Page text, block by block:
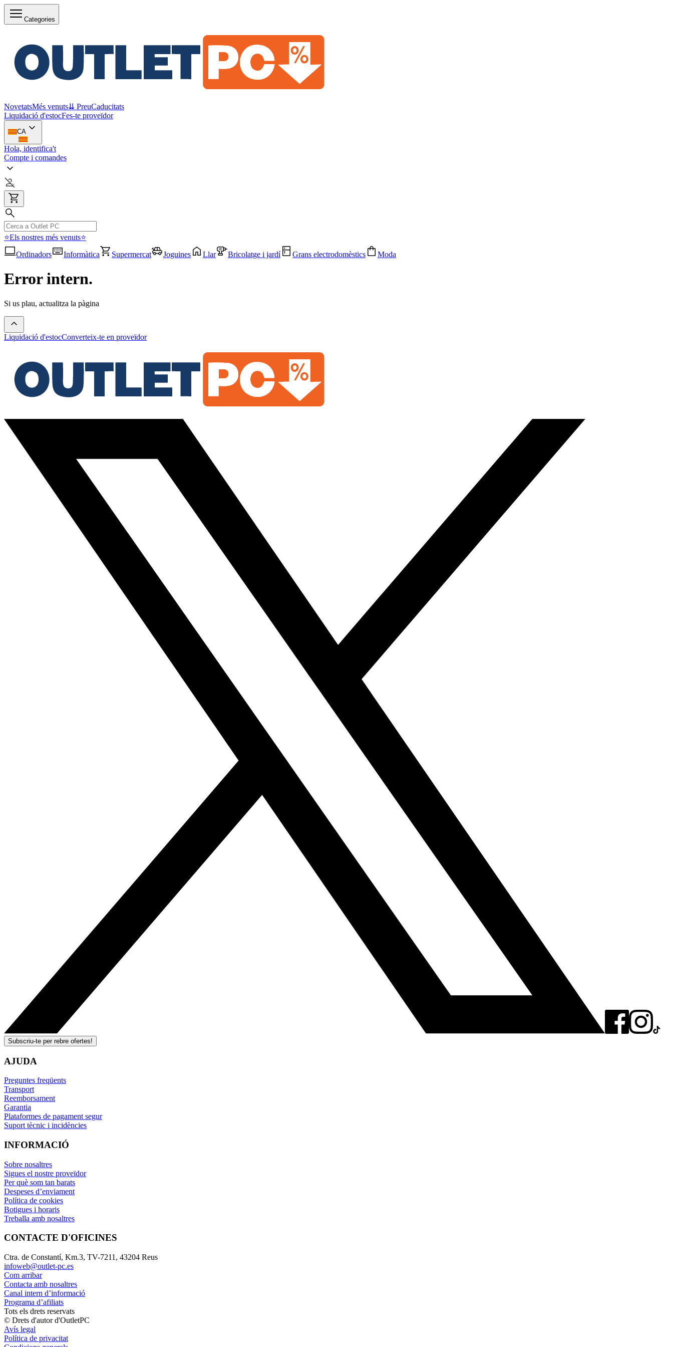
Categories
NovetatsMés venuts⇊ PreuCaducitats
Liquidació d'estocFes-te proveïdor
CA
Hola, identifica't
Compte i comandes
⭐Els nostres més venuts⭐
Ordinadors
Informàtica Supermercat Joguines Llar Bricolatge i jardí Grans electrodomèstics Moda
Error intern.
Si us plau, actualitza la pàgina
Liquidació d'estocConverteix-te en proveïdor
Subscriu-te per rebre ofertes!
AJUDA
Preguntes freqüents
Transport
Reemborsament
Garantia
Plataformes de pagament segur
Suport tècnic i incidències
INFORMACIÓ
Sobre nosaltres
Sigues el nostre proveïdor
Per què som tan barats
Despeses d’enviament
Política de cookies
Botigues i horaris
Treballa amb nosaltres
CONTACTE D'OFICINES
Ctra. de Constantí, Km.3, TV-7211, 43204 Reus
infoweb@outlet-pc.es
Com arribar
Contacta amb nosaltres
Canal intern d’informació
Programa d’afiliats
Tots els drets reservats
© Drets d'autor d'OutletPC
Avís legal
Política de privacitat